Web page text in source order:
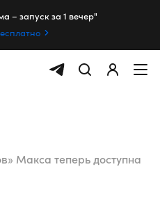
– запуск за 1 вечер"
Макса теперь доступна